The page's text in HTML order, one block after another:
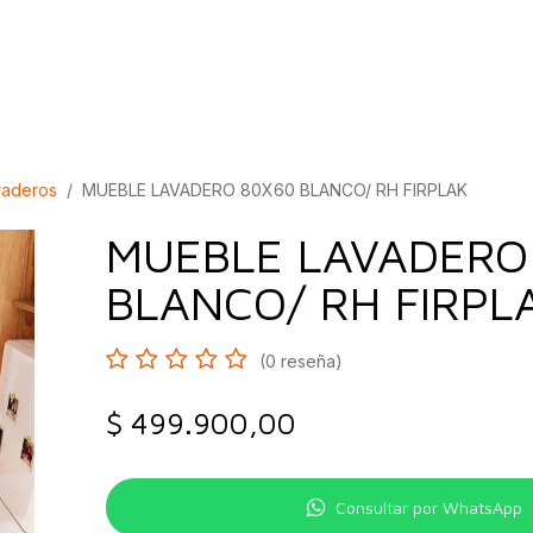
MUEBLE LAVADERO 80X60 BLANCO/ RH FIRPLAK
MUEBLE
BLANCO/ RH
(0 reseña)
$ 499.900,00
Consultar por WhatsApp